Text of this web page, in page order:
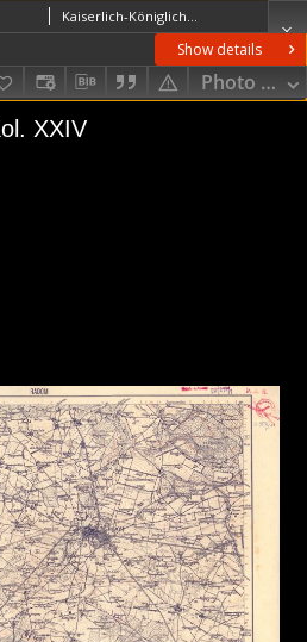
Show details
Photo
Kaiserlich-Königliches Militär-Geographisches Institut (Wiedeń). Instytucja sprawcza. Wydawca